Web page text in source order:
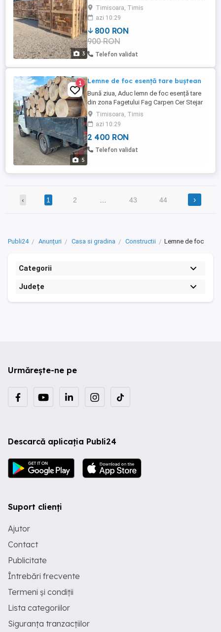
3
Preț 800lei bucata,
Timisoara, Timis
azi 10:29
800 RON
900 RON
Telefon validat
5
1 Lemne de foc esență tare buștean
Bună ziua, Aduc lemn de foc esență tare
din zona Fagetului Fag Carpen Cer Stejar
Salcâm Preț 2400 camioneta, negociabil in
funcție de cantitate si distanta. Telefon
Timisoara, Timis
azi 10:29
2 400 RON
Telefon validat
‹ 1 2 43 44 ›
Publi24 Anunțuri Casa si gradina Constructii Lemne de foc
Categorii
Județe
Urmărește-ne pe
Descarcă aplicația Publi24
Suport clienți
Ajutor
Contact
Publicitate
Întrebări frecvente
Termeni și condiții
Lista categoriilor
Siguranța tranzacțiilor